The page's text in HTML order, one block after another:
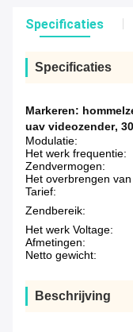
Specificaties
Specificaties
Markeren:
uav videozender,
Modulatie:
Het werk frequentie:
Zendvermogen:
Het overbrengen van
Tarief:
Zendbereik:
Het werk Voltage:
Afmetingen:
Netto gewicht:
Beschrijving